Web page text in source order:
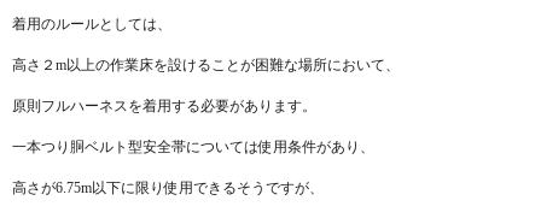
着用のルールとしては、
高さ２m以上の作業床を設けることが困難な場所において、
原則フルハーネスを着用する必要があります。
一本つり胴ベルト型安全帯については使用条件があり、
高さが6.75m以下に限り使用できるそうですが、